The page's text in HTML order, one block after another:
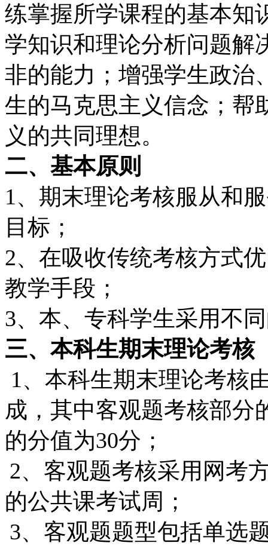
练掌握所学课程的基本知
学知识和理论分析问题解
非的能力；增强学生政治
生的马克思主义信念；帮
义的共同理想。
二、基本原则
1、 期末理论考核服从和
目标；
2、在吸收传统考核方式
教学手段；
3、本、专科学生采用不
三、本科生期末理论考核
1、本科生期末理论考核
成，其中客观题考核部分
的分值为30分；
2、客观题考核采用网考
的公共课考试周；
3、客观题题型包括单选